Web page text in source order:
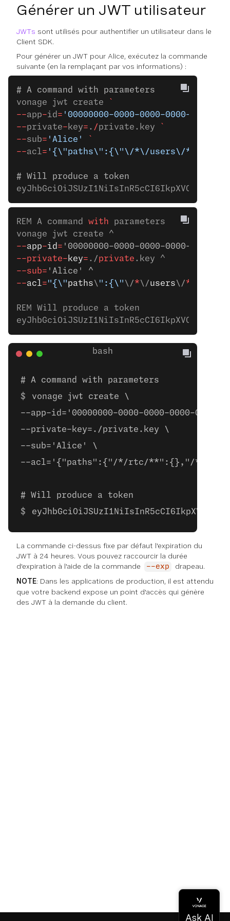
Générer un JWT utilisateur
JWTs sont utilisés pour authentifier un utilisateur dans le
Client SDK.
Pour générer un JWT pour Alice, exécutez la commande
suivante (en la remplaçant par vos informations) :
# A command with parameters
vonage jwt create
`
--app-id = '00000000-0000-0000-0000-
--private- key= . /private.key
`
--sub= 'Alice'
`
--acl= '{\"paths\":{\"\/*\/users\/
# Will produce a token
REM A command with parameters
vonage jwt create ^
--app-id = '00000000-0000-0000-0000-
--private- key= ./private .key ^
--sub= 'Alice' ^
--acl="{\"paths\ ":{\" \/*\/users\/**
REM Will produce a token
# A command with parameters
vonage jwt create \
--app-id='00000000-0000-0000-0000-
--private-key=./private.key \
--sub='Alice' \
--acl='{"paths":{"/*/rtc/**":{},"/*/
# Will produce a token
La commande ci-dessus fixe par défaut l'expiration du
JWT à 24 heures. Vous pouvez raccourcir la durée
d'expiration à l'aide de la commande
--exp
drapeau.
NOTE: Dans les applications de production, il est attendu
que votre backend expose un point d'accès qui génère
des JWT à la demande du client.